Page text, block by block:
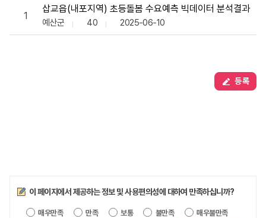
1
삽교읍(내포지역) 초등돌봄 수요예측 빅데이터 분석결과
예산군 40 2025-06-10
등록
만족도조사
이 페이지에서 제공하는 정보 및 사용편의성에 대하여 만족하십니까?
매우만족 만족 보통 불만족 매우불만족